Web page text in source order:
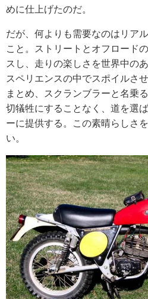
めに仕上げたのだ。
だが、何よりも需要なのはリア
こと。ストリートとオフロード
スし、走りの楽しさを世界中の
スペリエンスの中でスポイルさ
まとめ、スクランブラーと名乗
切犠牲にすることなく、道を選
ーに提供する。この素晴らしさ
い。